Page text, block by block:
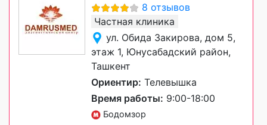
8 отзывов
Частная клиника
ул. Обида Закирова, дом 5,
этаж 1, Юнусабадский район,
Ташкент
Ориентир: Телевышка
Время работы: 9:00-18:00
Бодомзор